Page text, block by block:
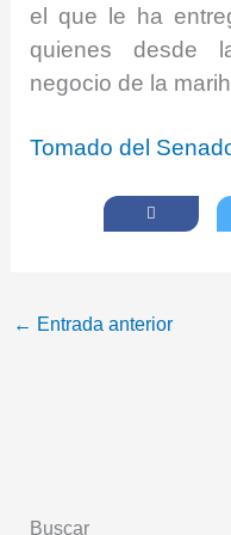
el que le ha
quienes desde
negocio de la
Tomado del
← Entrada anterior
Buscar